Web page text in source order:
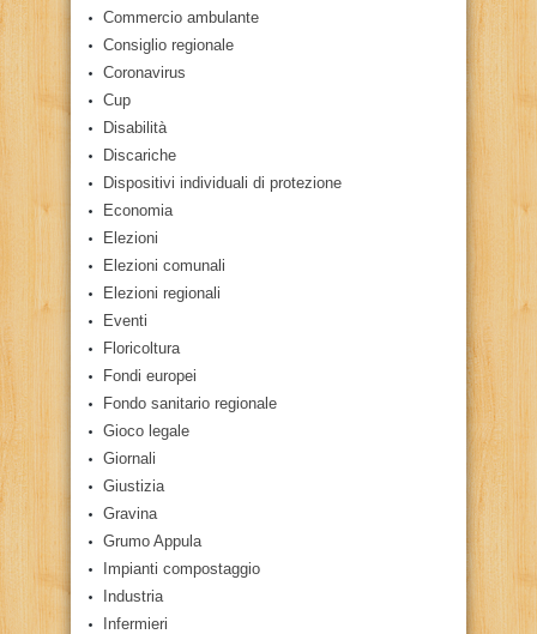
Commercio ambulante
Consiglio regionale
Coronavirus
Cup
Disabilità
Discariche
Dispositivi individuali di protezione
Economia
Elezioni
Elezioni comunali
Elezioni regionali
Eventi
Floricoltura
Fondi europei
Fondo sanitario regionale
Gioco legale
Giornali
Giustizia
Gravina
Grumo Appula
Impianti compostaggio
Industria
Infermieri